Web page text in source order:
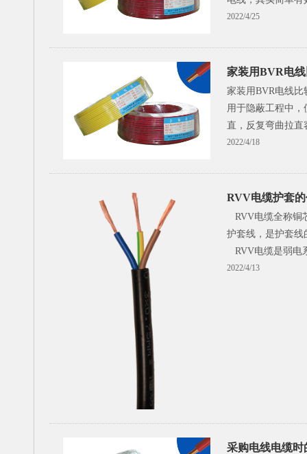
2022/4/25
家装用BVR电
家装用BVR电线
用于隐蔽工程中
直，反复弯曲拉
2022/4/18
RVV电缆护套
RVV电缆全称铜
护套线，是护套线
RVV电缆是弱电
2022/4/13
采购电线电缆时